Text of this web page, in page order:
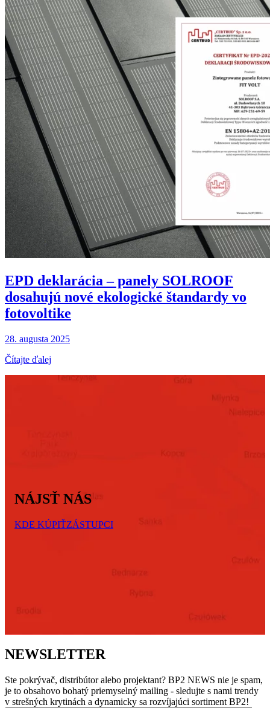
EPD deklarácia – panely SOLROOF
dosahujú nové ekologické štandardy vo
fotovoltike
28. augusta 2025
Čítajte ďalej
NÁJSŤ NÁS
KDE KÚPIŤZÁSTUPCI
NEWSLETTER
Ste pokrývač, distribútor alebo projektant? BP2 NEWS nie je spam,
je to obsahovo bohatý priemyselný mailing - sledujte s nami trendy
v strešných krytinách a dynamicky sa rozvíjajúci sortiment BP2!